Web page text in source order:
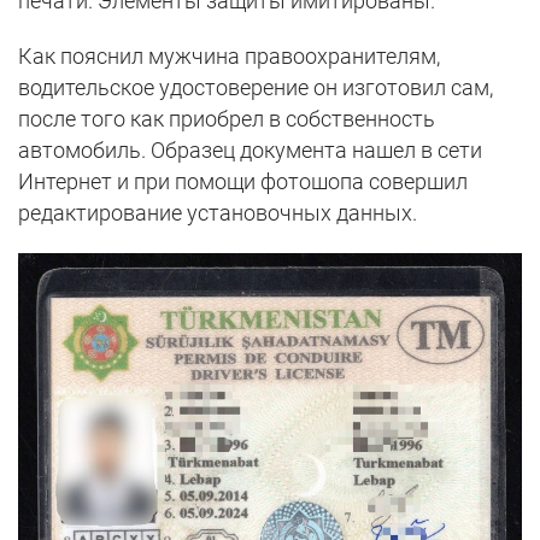
Как пояснил мужчина правоохранителям,
водительское удостоверение он изготовил сам,
после того как приобрел в собственность
автомобиль. Образец документа нашел в сети
Интернет и при помощи фотошопа совершил
редактирование установочных данных.